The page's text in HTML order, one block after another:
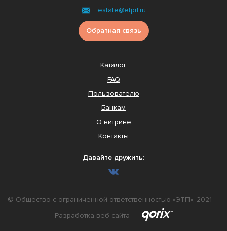
estate@etprf.ru
Обратная связь
Каталог
FAQ
Пользователю
Банкам
О витрине
Контакты
Давайте дружить:
© Общество с ограниченной ответственностью «ЭТП», 2021
Разработка веб-сайта —